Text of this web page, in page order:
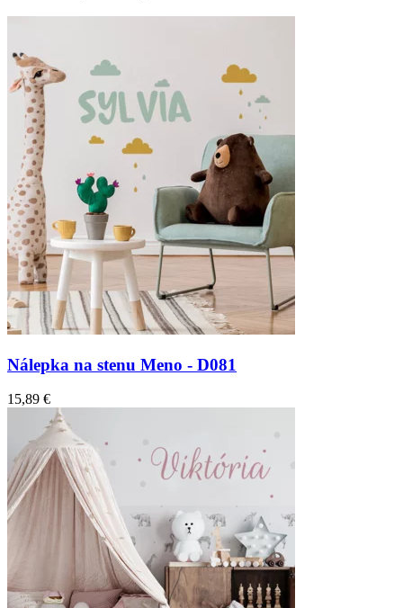
Nálepka na stenu Meno - D081
15,89 €